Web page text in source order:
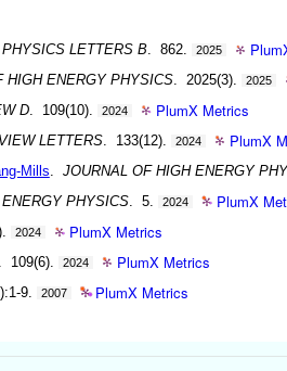
PHYSICS LETTERS B. 862. 2025
HIGH ENERGY PHYSICS. 2025(3). 2025
D. 109(10). 2024 PlumX Metrics
LETTERS. 133(12). 2024 PlumX
Mills JOURNAL OF HIGH ENERGY
PHYSICS. 5. 2024 PlumX
2024 PlumX Metrics
109(6). 2024 PlumX Metrics
9. 2007 PlumX Metrics